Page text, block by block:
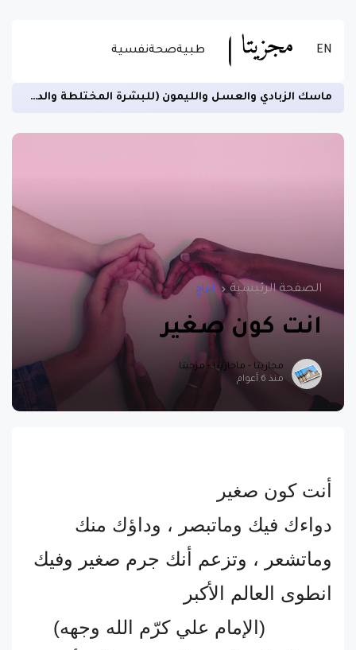
EN طبيةصحةنفسية
زيادة الخصوبة لدى الرجال ومنع العقم وتسهيل الهضم -اقرأ المزيد عن الاستخدام الصحيح للسمسم
الصفحة الرئيسية ابراج
انت كون صغير
مجازيتا - ماجازيتا - مزجيتا
منذ 6 أعوام
أنت كون صغير
دواءك فيك وماتبصر ، وداؤك منك
وماتشعر ، وتزعم أنك جرم صغير وفيك
انطوى العالم الأكبر
(الإمام علي كرّم الله وجهه)